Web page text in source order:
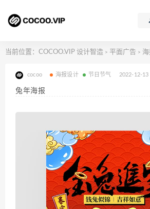
当前位置： COCOO.VIP 设计智造 > 平面广告 >
cocoo 海报设计 节日节气 2022-12-13
兔年海报